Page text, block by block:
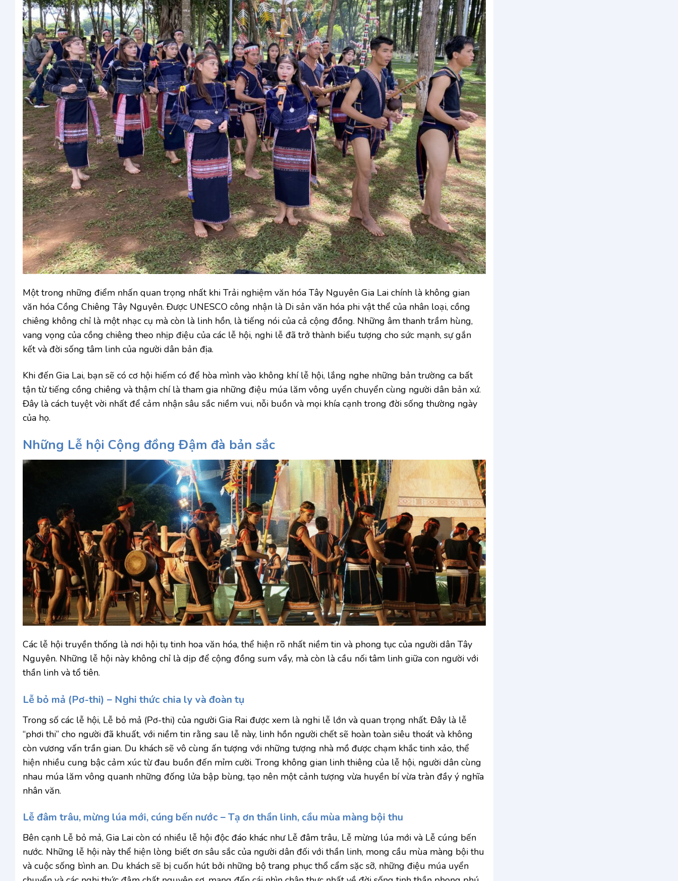
Một trong những điểm nhấn quan trọng nhất khi Trải nghiệm văn hóa Tây Nguyên Gia Lai​ chính là không gian
văn hóa Cồng Chiêng Tây Nguyên. Được UNESCO công nhận là Di sản văn hóa phi vật thể của nhân loại, cồng
chiêng không chỉ là một nhạc cụ mà còn là linh hồn, là tiếng nói của cả cộng đồng. Những âm thanh trầm hùng,
vang vọng của cồng chiêng theo nhịp điệu của các lễ hội, nghi lễ đã trở thành biểu tượng cho sức mạnh, sự gắn
kết và đời sống tâm linh của người dân bản địa.
Khi đến Gia Lai, bạn sẽ có cơ hội hiếm có để hòa mình vào không khí lễ hội, lắng nghe những bản trường ca bất
tận từ tiếng cồng chiêng và thậm chí là tham gia những điệu múa lăm vông uyển chuyển cùng người dân bản xứ.
Đây là cách tuyệt vời nhất để cảm nhận sâu sắc niềm vui, nỗi buồn và mọi khía cạnh trong đời sống thường ngày
của họ.
Những Lễ hội Cộng đồng Đậm đà bản sắc
Các lễ hội truyền thống là nơi hội tụ tinh hoa văn hóa, thể hiện rõ nhất niềm tin và phong tục của người dân Tây
Nguyên. Những lễ hội này không chỉ là dịp để cộng đồng sum vầy, mà còn là cầu nối tâm linh giữa con người với
thần linh và tổ tiên.
Lễ bỏ mả (Pơ-thi) – Nghi thức chia ly và đoàn tụ
Trong số các lễ hội, Lễ bỏ mả (Pơ-thi) của người Gia Rai được xem là nghi lễ lớn và quan trọng nhất. Đây là lễ
“phơi thi” cho người đã khuất, với niềm tin rằng sau lễ này, linh hồn người chết sẽ hoàn toàn siêu thoát và không
còn vương vấn trần gian. Du khách sẽ vô cùng ấn tượng với những tượng nhà mồ được chạm khắc tinh xảo, thể
hiện nhiều cung bậc cảm xúc từ đau buồn đến mỉm cười. Trong không gian linh thiêng của lễ hội, người dân cùng
nhau múa lăm vông quanh những đống lửa bập bùng, tạo nên một cảnh tượng vừa huyền bí vừa tràn đầy ý nghĩa
nhân văn.
Lễ đâm trâu, mừng lúa mới, cúng bến nước – Tạ ơn thần linh, cầu mùa màng bội thu
Bên cạnh Lễ bỏ mả, Gia Lai còn có nhiều lễ hội độc đáo khác như Lễ đâm trâu, Lễ mừng lúa mới và Lễ cúng bến
nước. Những lễ hội này thể hiện lòng biết ơn sâu sắc của người dân đối với thần linh, mong cầu mùa màng bội thu
và cuộc sống bình an. Du khách sẽ bị cuốn hút bởi những bộ trang phục thổ cẩm sặc sỡ, những điệu múa uyển